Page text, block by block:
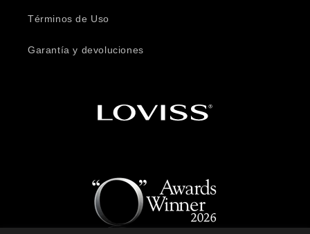
Términos de Uso
Garantía y devoluciones